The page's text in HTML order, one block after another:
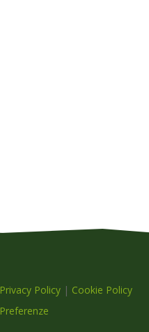
Privacy Policy | Cookie Policy
Preferenze